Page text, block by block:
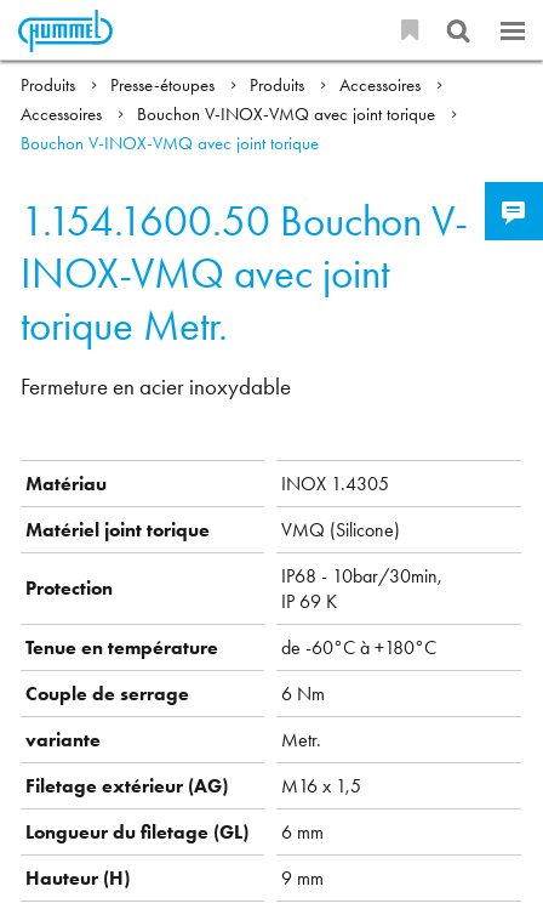
Produits Presse-étoupes Produits
Accessoires
Accessoires
Bouchon V-INOX-VMQ avec joint torique
Bouchon V-INOX-VMQ avec joint torique
1.154.1600.50 Bouchon V-
INOX-VMQ avec joint
torique Metr.
Fermeture en acier inoxydable
Matériau
INOX 1.4305
Matériel joint torique
VMQ ( Silicone)
Protection
IP68 - 10bar/30min,
IP 69 K
Tenue en température
de -60°C à +180°C
Couple de serrage
6 Nm
variante
Metr.
Filetage extérieur (AG)
M16 x 1,5
Longueur du filetage (GL)
6 mm
Hauteur (H)
9 mm